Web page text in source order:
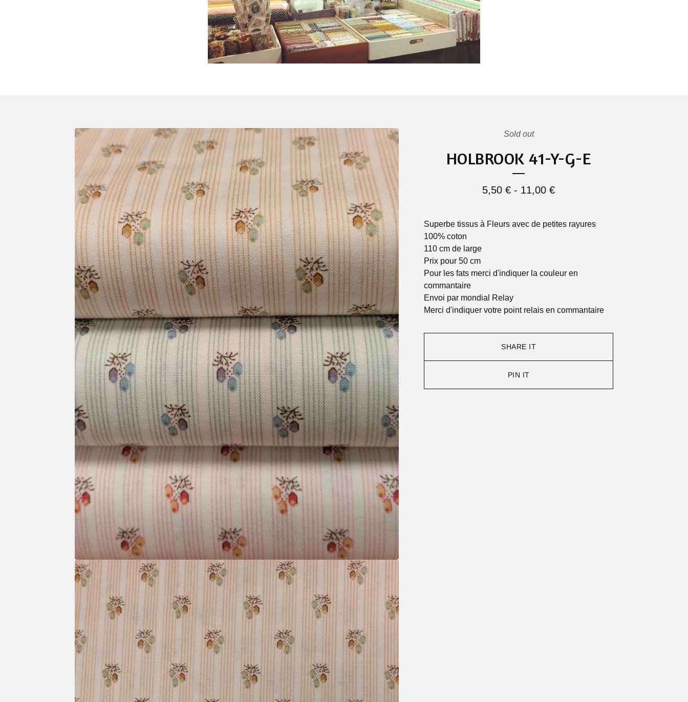
Sold out
HOLBROOK 41-Y-G-E
5,50 € - 11,00 €
Superbe tissus à Fleurs avec de petites rayures
100% coton
110 cm de large
Prix pour 50 cm
Pour les fats merci d'indiquer la couleur en
commantaire
Envoi par mondial Relay
Merci d'indiquer votre point relais en commantaire
SHARE IT
PIN IT